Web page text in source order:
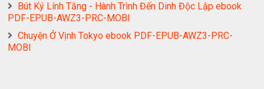
Bút Ký Lính Tăng - Hành Trình Đến Dinh Độc Lập ebook
PDF-EPUB-AWZ3-PRC-MOBI
Chuyện Ở Vịnh Tokyo ebook PDF-EPUB-AWZ3-PRC-
MOBI